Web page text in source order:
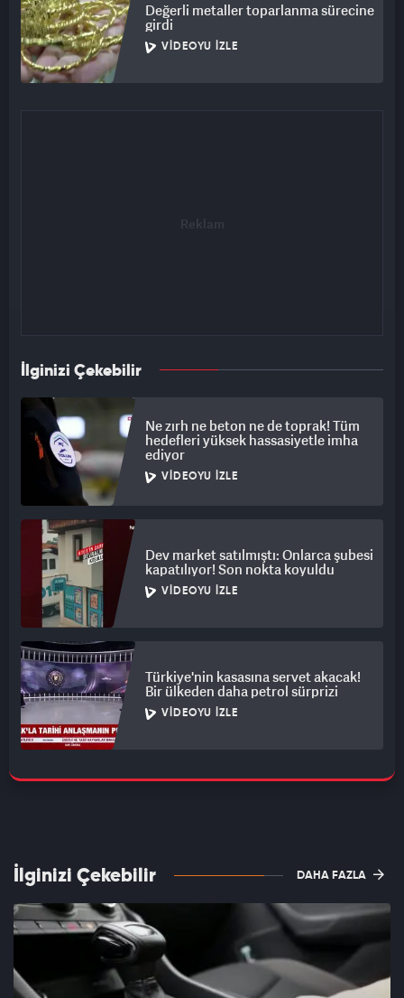
Değerli metaller toparlanma sürecine
girdi
VIDEOYU İZLE
İlginizi Çekebilir
Ne zırh ne beton ne de toprak! Tüm
hedefleri yüksek hassasiyetle imha
ediyor
VIDEOYU İZLE
Dev market satılmıştı: Onlarca şubesi
kapatılıyor! Son nokta koyuldu
VIDEOYU İZLE
Türkiye'nin kasasına servet akacak!
Bir ülkeden daha petrol sürprizi
VIDEOYU İZLE
İlginizi Çekebilir DAHA FAZLA